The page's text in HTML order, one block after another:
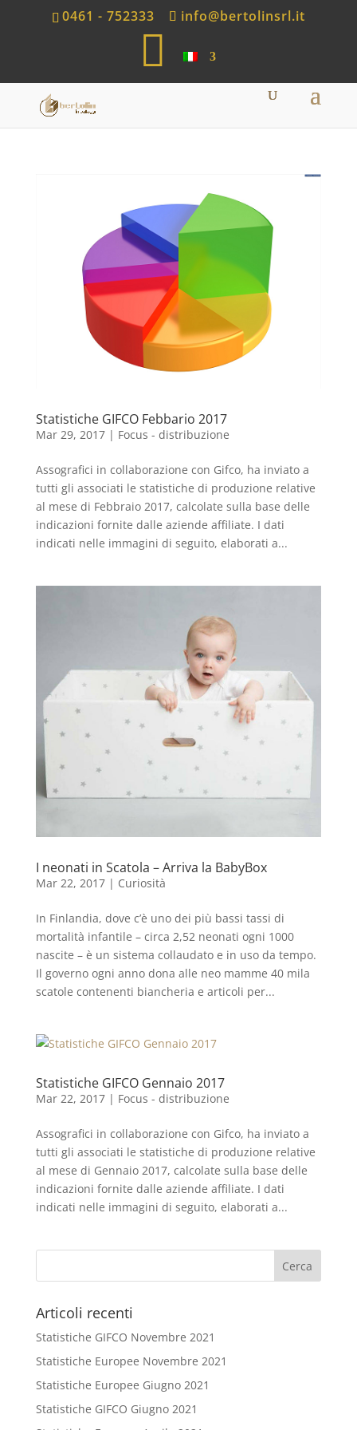
0461 - 752333
info@bertolinsrl.it
h
p
Statistiche GIFCO Febbario 2017
Mar 29, 2017| Focus - distribuzione
Assografici in collaborazione con Gifco, ha inviato a
tutti gli associati le statistiche di produzione relative
al mese di Febbraio 2017, calcolate sulla base delle
indicazioni fornite dalle aziende affiliate. I dati
indicati nelle immagini di seguito, elaborati a...
I neonati in Scatola – Arriva la BabyBox
Mar 22, 2017| Curiosità
In Finlandia, dove c’è uno dei più bassi tassi di
mortalità infantile – circa 2,52 neonati ogni 1000
nascite – è un sistema collaudato e in uso da tempo.
Il governo ogni anno dona alle neo mamme 40 mila
scatole contenenti biancheria e articoli per...
Statistiche GIFCO Gennaio 2017
Mar 22, 2017| Focus - distribuzione
Assografici in collaborazione con Gifco, ha inviato a
tutti gli associati le statistiche di produzione relative
al mese di Gennaio 2017, calcolate sulla base delle
indicazioni fornite dalle aziende affiliate. I dati
indicati nelle immagini di seguito, elaborati a...
Articoli recenti
Statistiche GIFCO Novembre 2021
Statistiche Europee Novembre 2021
Statistiche Europee Giugno 2021
Statistiche GIFCO Giugno 2021